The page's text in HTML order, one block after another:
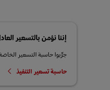
إننا نؤمن بالتسعير
جرِّبوا حاسبة التسعير
حاسبة تسعير التنفيذ